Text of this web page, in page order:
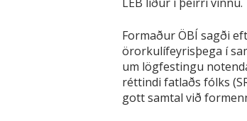
Formaður ÖBÍ sagði
örorkulífeyrisþega í
um lögfestingu
réttindi fatlaðs fólks
gott samtal við